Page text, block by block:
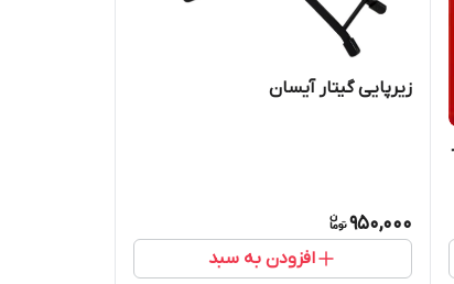
زیرپایی گیتار آیسان
950,000
افزودن به سبد